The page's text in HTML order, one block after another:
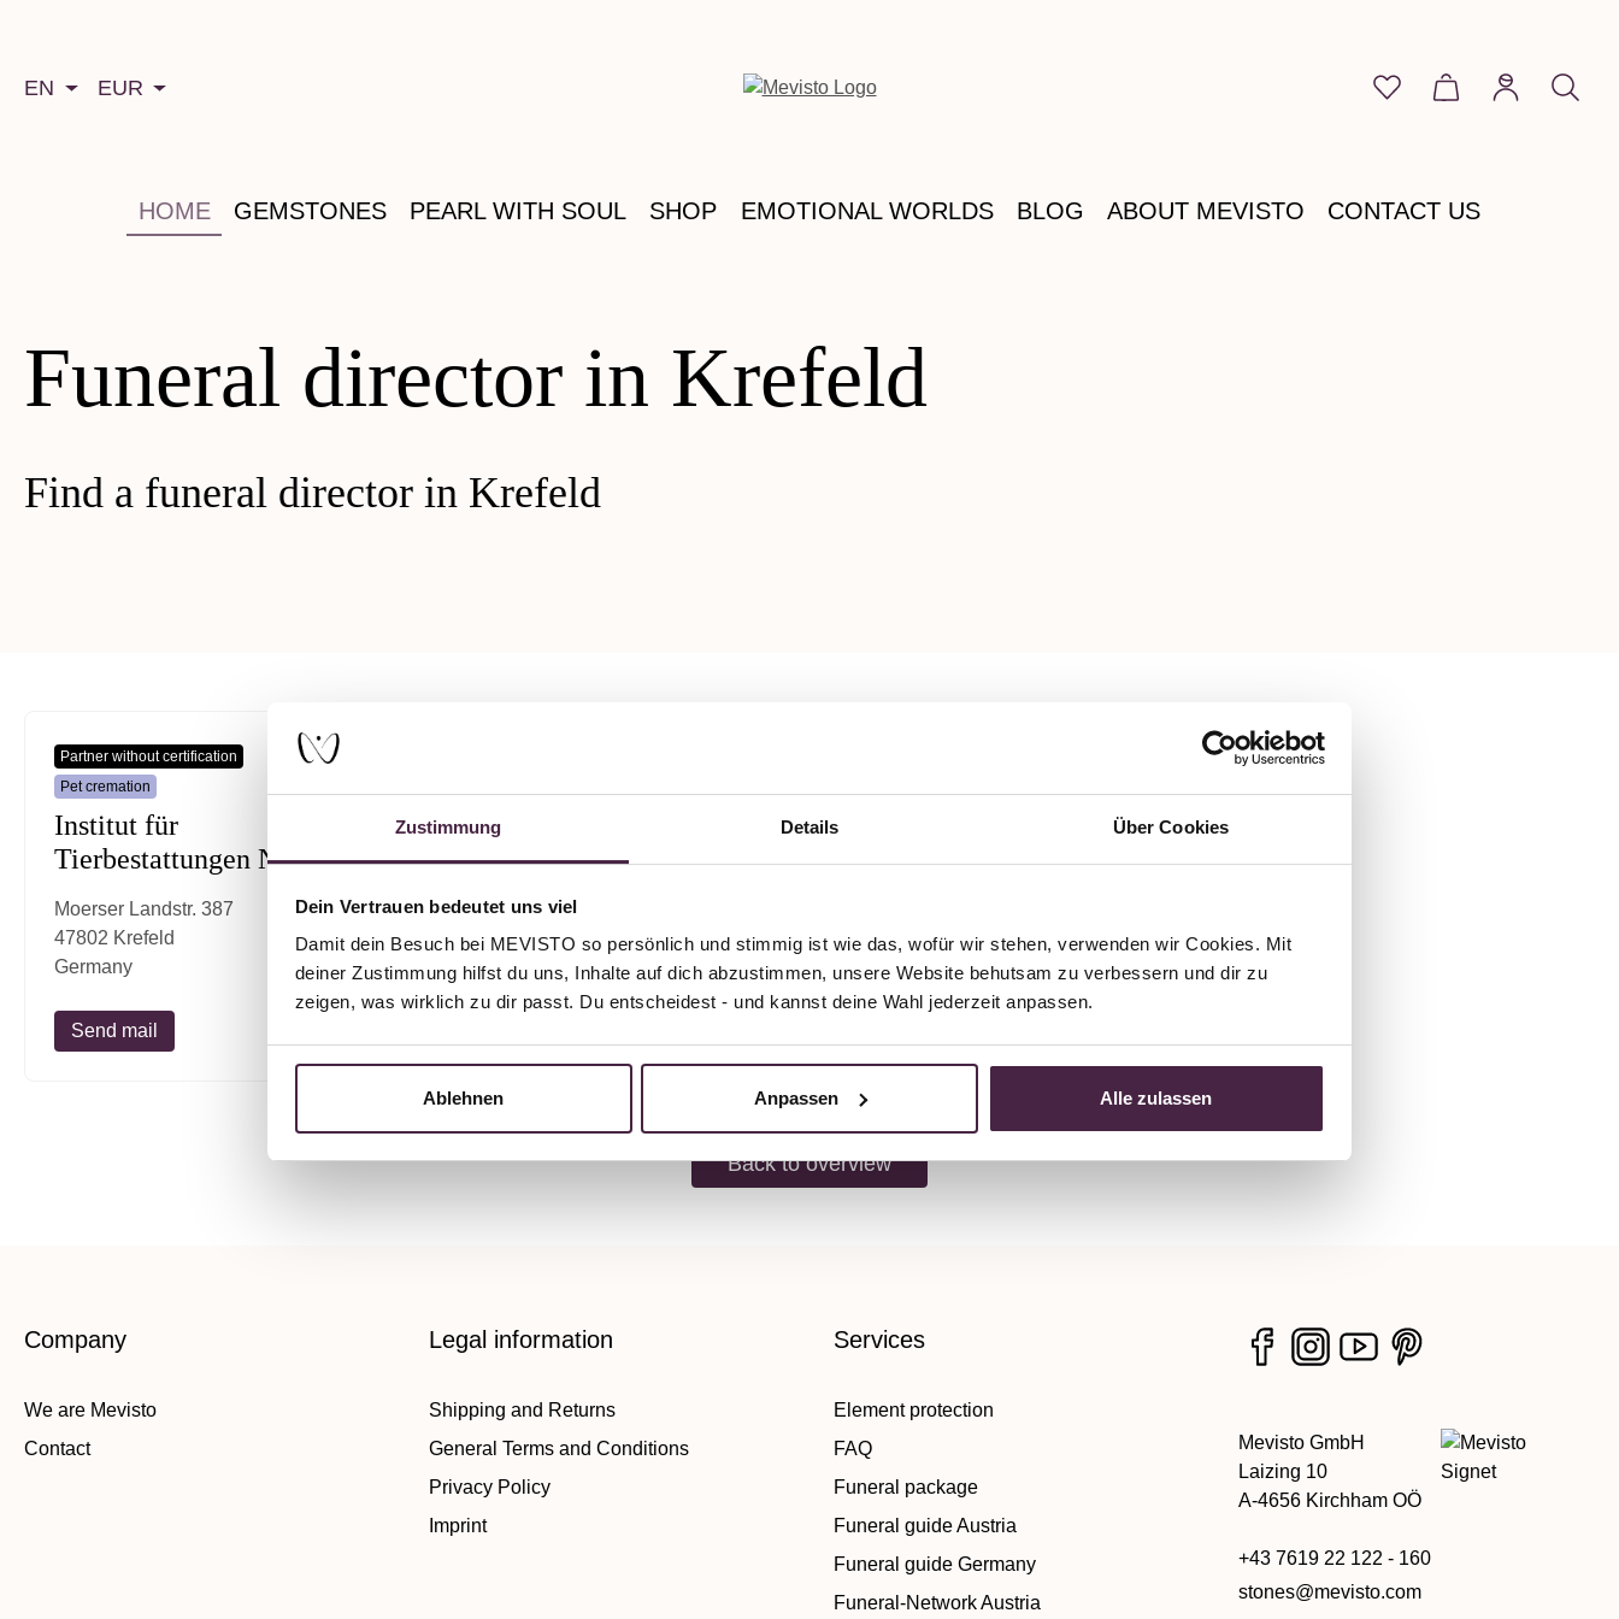
Zustimmung Details Über Cookies
Dein Vertrauen bedeutet uns viel
Damit dein Besuch bei MEVISTO so persönlich und stimmig ist wie das, wofür wir stehen, verwenden wir Cookies. Mit
deiner Zustimmung hilfst du uns, Inhalte auf dich abzustimmen, unsere Website behutsam zu verbessern und dir zu
zeigen, was wirklich zu dir passt. Du entscheidest - und kannst deine Wahl jederzeit anpassen.
Ablehnen Anpassen Alle zulassen
EN EUR You have 0 wishlist
Shopping cart
HOME GEMSTONES PEARL WITH SOUL SHOP EMOTIONAL WORLDS BLOG ABOUT MEVISTO CONTACT US
Funeral director in Krefeld
Find a funeral director in Krefeld
Partner without certification
Pet cremation
Institut für
Tierbestattungen NRW
Moerser Landstr. 387
47802 Krefeld
Germany
Send mail
Back to overview
Company
We are Mevisto
Contact
Legal information
Shipping and Returns
General Terms and Conditions
Privacy Policy
Imprint
Services
Element protection
FAQ
Funeral package
Funeral guide Austria
Funeral guide Germany
Funeral-Network Austria
Mevisto GmbH
Laizing 10
A-4656 Kirchham OÖ
+43 7619 22 122 - 160
stones@mevisto.com